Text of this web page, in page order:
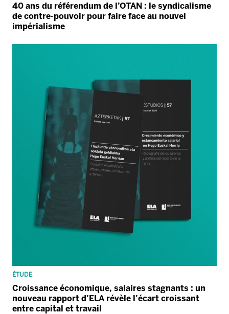
40 ans du référendum de l’OTAN : le syndicalisme
de contre-pouvoir pour faire face au nouvel
impérialisme
ÉTUDE
Croissance économique, salaires stagnants : un
nouveau rapport d’ELA révèle l’écart croissant
entre capital et travail